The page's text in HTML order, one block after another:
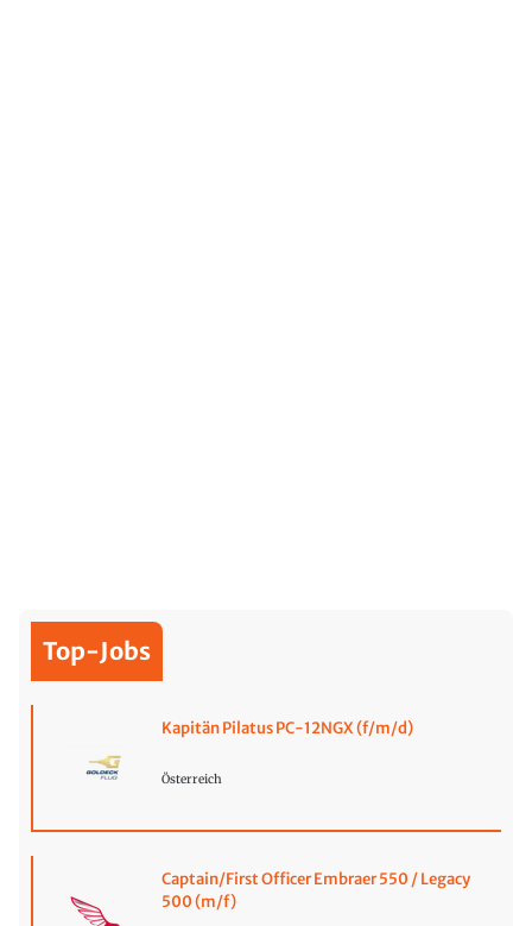
Top-Jobs
Kapitän Pilatus PC-12NGX (f/m/d)
Österreich
Captain/First Officer Embraer 550 / Legacy
500 (m/f)